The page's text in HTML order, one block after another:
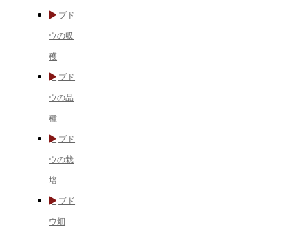
ブド
ウの収
穫
ブド
ウの品
種
ブド
ウの栽
培
ブド
ウ畑